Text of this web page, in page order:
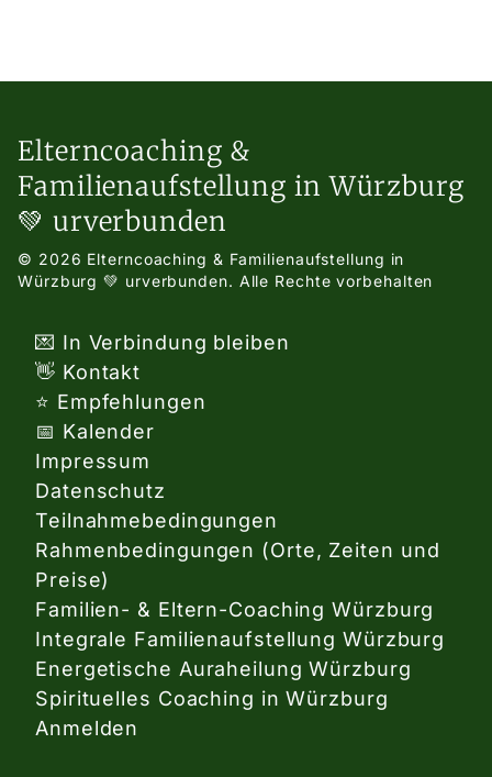
Elterncoaching &
Familienaufstellung in Würzburg
💚 urverbunden
© 2026 Elterncoaching & Familienaufstellung in
Würzburg 💚 urverbunden. Alle Rechte vorbehalten
💌 In Verbindung bleiben
👋 Kontakt
⭐ Empfehlungen
📅 Kalender
Impressum
Datenschutz
Teilnahmebedingungen
Rahmenbedingungen (Orte, Zeiten und
Preise)
Familien- & Eltern-Coaching Würzburg
Integrale Familienaufstellung Würzburg
Energetische Auraheilung Würzburg
Spirituelles Coaching in Würzburg
Anmelden